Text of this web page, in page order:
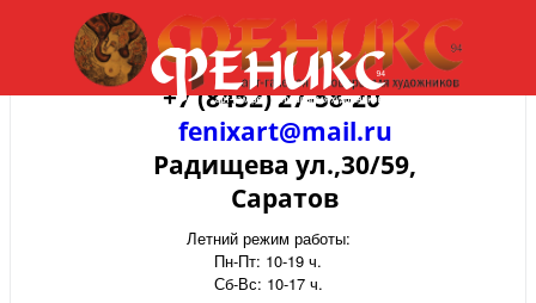
+7 (8452) 27-58-20
fenixart@mail.ru
Радищева ул.,30/59,
Саратов
Летний режим работы:
Пн-Пт: 10-19 ч.
Сб-Вс: 10-17 ч.